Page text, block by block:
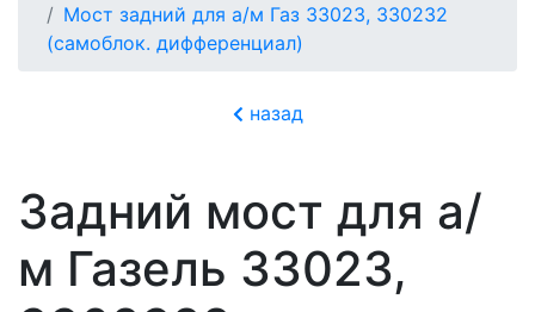
Мост задний для а/м Газ 33023, 330232
(самоблок. дифференциал)
назад
Задний мост для а/
м Газель 33023,